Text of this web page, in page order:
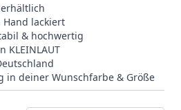
Hand lackiert
& hochwertig
KLEINLAUT
in deiner Wunschfarbe & Größe